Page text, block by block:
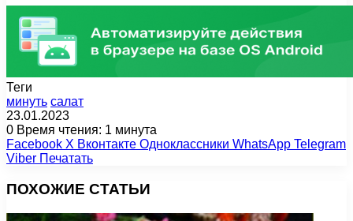
Теги
минуть салат
23.01.2023
0 Время чтения: 1 минута
Facebook X Вконтакте Одноклассники WhatsApp Telegram
Viber Печатать
ПОХОЖИЕ СТАТЬИ